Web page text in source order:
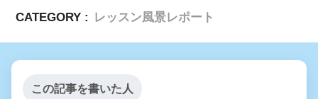
CATEGORY : レッスン風景レポート
この記事を書いた人